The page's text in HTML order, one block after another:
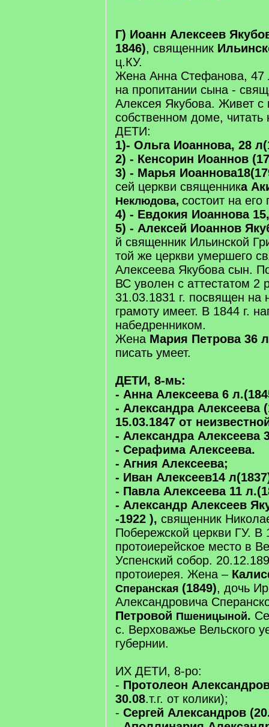
Г) Иоанн Алексеев
1846), священник
ц.КУ.
Жена Анна Стефанова, 47
на пропитании сына -
Алексея Якубова. Живет с
собственном доме, читать
ДЕТИ:
1)- Ольга Иоаннова, 28
2) - Кенсорин Иоаннов
3) - Марья
сей церкви священника
Неклюдова, состоит на его
4) - Евдокия Иоаннова
5) - Алексей Иоаннов
й священник Ильинской
той же церкви умершего
Алексеева Якубова сын.
ВС уволен с аттестатом 2
31.03.1831 г. посвящен на
грамоту имеет. В 1844 г.
набедренником.
Жена Мария Петрова 36
писать умеет.
ДЕТИ, 8-мь:
- Анна Алексеева 6
- Александра Алексеева
15.03.1847 от
- Александра Алексеева
- Серафима Алексеева.
- Агния Алексеева;
- Иван Алексеев14
- Павла Алексеева 11
- Александр Алексеев
-1922 ), священник
Побережской церкви ГУ. В
протоиерейское место в
Успенский собор.
протоиерея. Жена –
Сперанская (1849), дочь
Александровича
Петровой Пшеницыной.
с. Верховажье Вельского
губернии.
ИХ ДЕТИ, 8-ро:
- Протолеон
30.08.т.г. от колики);
- Сергей Александров